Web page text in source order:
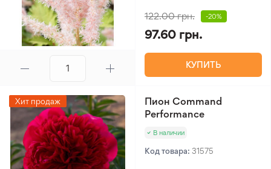
122.00 грн. -20%
97.60 грн.
КУПИТЬ
Хит продаж
Пион Command
Performance
В наличии
Код товара: 31575